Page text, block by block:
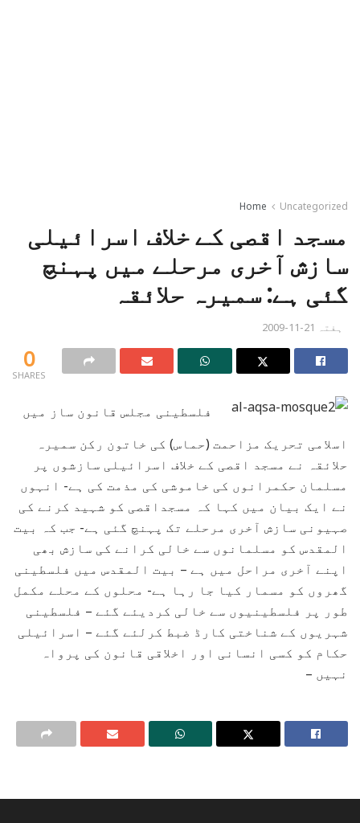
Home Uncategorized
مسجد اقصی کے خلاف اسرائیلی
سازش آخری مرحلے میں پہنچ
گئی ہے: سمیرہ حلائقہ
ہفتہ 21-11-2009
0
SHARES
فلسطینی مجلس قانون ساز میں
اسلامی تحریک مزاحمت (حماس) کی خاتون رکن سمیرہ
حلائقہ نے مسجد اقصی کے خلاف اسرائیلی سازشوں پر
مسلمان حکمرانوں کی خاموشی کی مذمت کی ہے- انہوں
نے ایک بیان میں کہا کہ مسجداقصی کو شہید کرنے کی
صہیونی سازش آخری مرحلے تک پہنچ گئی ہے- جب کہ بیت
المقدس کو مسلمانوں سے خالی کرانے کی سازش بھی
اپنے آخری مراحل میں ہے – بیت المقدس میں فلسطینی
گھروں کو مسمار کیا جا رہا ہے- محلوں کے محلے مکمل
طور پر فلسطینیوں سے خالی کردیئے گئے – فلسطینی
شہریوں کے شناختی کارڈ ضبط کرلئے گئے – اسرائیلی
حکام کو کسی انسانی اور اخلاقی قانون کی پرواہ
نہیں –